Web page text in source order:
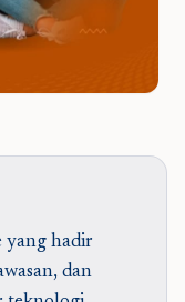
yang hadir
dan